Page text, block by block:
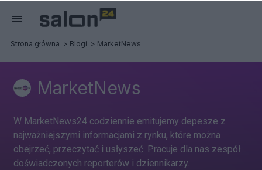
Strona główna Blogi MarketNews
MarketNews
W MarketNews24 codziennie emitujemy depesze z
najważniejszymi informacjami z rynku, które można
obejrzeć, przeczytać i usłyszeć. Pracuje dla nas zespół
doświadczonych reporterów i dziennikarzy.